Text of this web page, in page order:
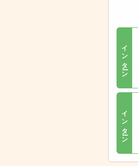
インターン
インターン